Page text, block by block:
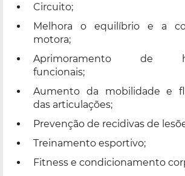
Circuito;
Melhora o equilíbrio e a
motora;
Aprimoramento de
funcionais;
Aumento da mobilidade e
das articulações;
Prevenção de recidivas de
Treinamento esportivo;
Fitness e condicionamento